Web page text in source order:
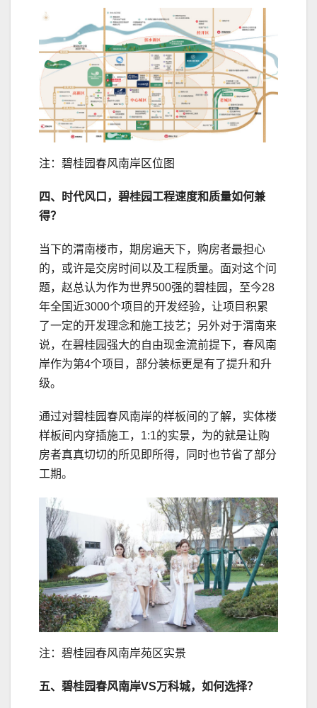
注：碧桂园春风南岸区位图
四、时代风口，碧桂园工程速度和质量如何兼
得？
当下的渭南楼市，期房遍天下，购房者最担心
的，或许是交房时间以及工程质量。面对这个问
题，赵总认为作为世界500强的碧桂园，至今28
年全国近3000个项目的开发经验，让项目积累
了一定的开发理念和施工技艺；另外对于渭南来
说，在碧桂园强大的自由现金流前提下，春风南
岸作为第4个项目，部分装标更是有了提升和升
级。
通过对碧桂园春风南岸的样板间的了解，实体楼
样板间内穿插施工，1:1的实景，为的就是让购
房者真真切切的所见即所得，同时也节省了部分
工期。
注：碧桂园春风南岸苑区实景
五、碧桂园春风南岸VS万科城，如何选择？